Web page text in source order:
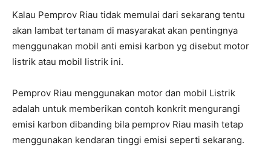
Kalau Pemprov Riau tidak memulai dari sekarang tentu
akan lambat tertanam di masyarakat akan pentingnya
menggunakan mobil anti emisi karbon yg disebut motor
listrik atau mobil listrik ini.
Pemprov Riau menggunakan motor dan mobil Listrik
adalah untuk memberikan contoh konkrit mengurangi
emisi karbon dibanding bila pemprov Riau masih tetap
menggunakan kendaran tinggi emisi seperti sekarang.